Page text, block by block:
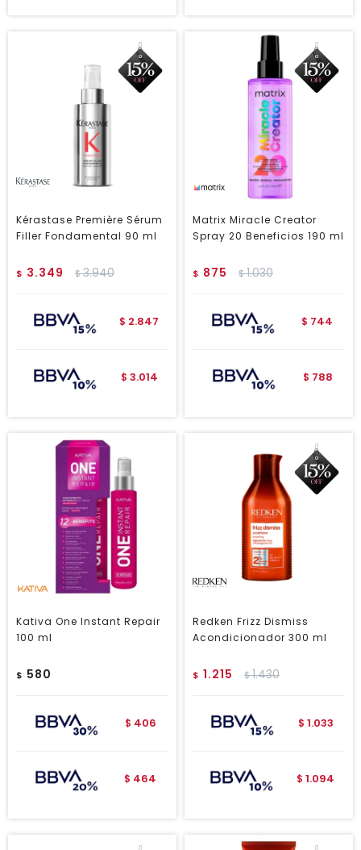
Kérastase Première Sérum
Filler Fondamental 90 ml
$ 3.349 $3.940
$ 2.847
$ 3.014
Matrix Miracle Creator
Spray 20 Beneficios 190 ml
$ 875 $1.030
$ 744
$ 788
Kativa One Instant Repair
100 ml
$ 580
$ 406
$ 464
Redken Frizz Dismiss
Acondicionador 300 ml
$ 1.215 $1.430
$ 1.033
$ 1.094